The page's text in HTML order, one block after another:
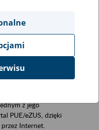
eZUS
z jego
PUE/eZUS, dzięki
Internet.